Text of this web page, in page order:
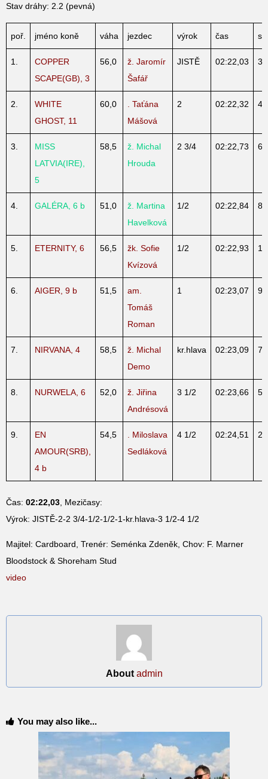
Stav dráhy: 2.2 (pevná)
poř. jméno koně váha jezdec výrok čas
1.
COPPER
SCAPE(GB), 3
56,0
ž. Jaromír
Šafář
JISTĚ 02:22,03 3
2.
WHITE
GHOST, 11
60,0
. Taťána
Mášová
2 02:22,32 4
3.
MISS
LATVIA(IRE),
5
58,5
ž. Michal
Hrouda
2 3/4 02:22,73 6
4. GALÉRA, 6 b 51,0
ž. Martina
Havelková
1/2 02:22,84 8
5. ETERNITY, 6 56,5
žk. Sofie
Kvízová
1/2 02:22,93 1
6. AIGER, 9 b 51,5
am.
Tomáš
Roman
1 02:23,07 9
7. NIRVANA, 4 58,5
ž. Michal
Demo
kr.hlava 02:23,09 7
8. NURWELA, 6 52,0
ž. Jiřina
Andrésová
3 1/2 02:23,66 5
9.
EN
AMOUR(SRB),
4 b
54,5
. Miloslava
Sedláková
4 1/2 02:24,51 2
Čas: 02:22,03 , Mezičasy:
Výrok: JISTĚ-2-2 3/4-1/2-1/2-1-kr.hlava-3 1/2-4 1/2
Majitel: Cardboard, Trenér: Seménka Zdeněk, Chov: F. Marner
Bloodstock & Shoreham Stud
video
About admin
You may also like...